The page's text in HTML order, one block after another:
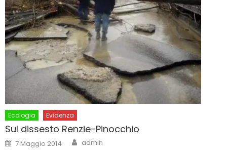
Ecologia Evidenza
Sul dissesto Renzie-Pinocchio
Posted
on
7 Maggio 2014 Author
admin